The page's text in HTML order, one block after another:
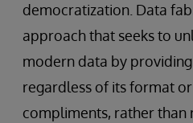
democratization. Data
approach that seeks to
modern data by
regardless of its format
compliments, rather than